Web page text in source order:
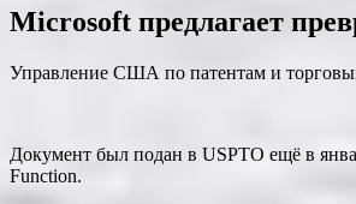
Microsoft предлагает
Управление США по патентам и
Документ был подан в USPTO ещё в
Function.